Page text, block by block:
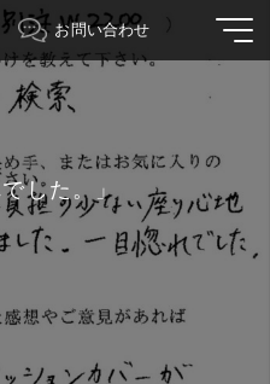
お問い合わせ
した。」